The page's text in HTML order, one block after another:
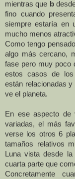
mientras que b
fino cuando
siempre estaría en
mucho menos
Como tengo
algo más cercano,
fase pero muy poco
estos casos de los
están relacionadas
ve el planeta.
En ese aspecto de
variadas, el más
verse los otros 6
tamaños relativos
Luna vista desde la
cuarta parte que
Concretamente